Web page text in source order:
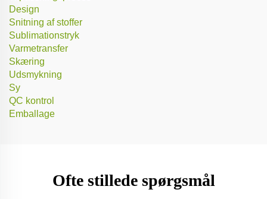
Design
Snitning af stoffer
Sublimationstryk
Varmetransfer
Skæring
Udsmykning
Sy
QC kontrol
Emballage
Ofte stillede spørgsmål